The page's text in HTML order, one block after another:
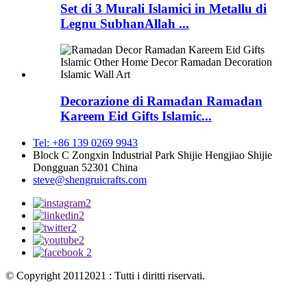
Set di 3 Murali Islamici in Metallu di
Legnu SubhanAllah ...
Decorazione di Ramadan Ramadan
Kareem Eid Gifts Islamic...
Tel: +86 139 0269 9943
Block C Zongxin Industrial Park Shijie Hengjiao Shijie
Dongguan 52301 China
steve@shengruicrafts.com
© Copyright 20112021 : Tutti i diritti riservati.